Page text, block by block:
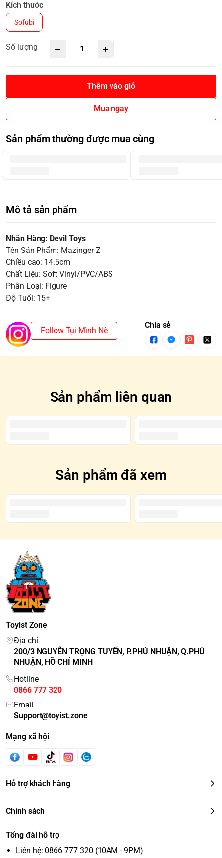
Kích thước
Sofubi
Số lượng
Thêm vào giỏ
Mua ngay
Sản phẩm thường được mua cùng
Mô tả sản phẩm
Nhãn Hàng: Devil Toys
Tên Sản Phẩm: Mazinger Z
Chiều cao: 14.5cm
Chất Liệu: Soft Vinyl/PVC/ABS
Phân Loại: Figure
Độ Tuổi: 15+
Follow Tụi Mình Nè
Chia sẻ
Sản phẩm liên quan
Sản phẩm đã xem
Toyist Zone
Địa chỉ
200/3 NGUYỄN TRỌNG TUYỂN, P.PHÚ NHUẬN, Q.PHÚ
NHUẬN, HỒ CHÍ MINH
Hotline
0866 777 320
Email
Support@toyist.zone
Mạng xã hội
Hỗ trợ khách hàng
Chính sách
Tổng đài hỗ trợ
Liên hệ: 0866 777 320 (10AM - 9PM)